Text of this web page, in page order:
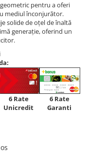
pentru a oferi
mediul înconjurător.
solide de oțel de înaltă
generație, oferind un
6 Rate
Unicredit
6 Rate
Garanti